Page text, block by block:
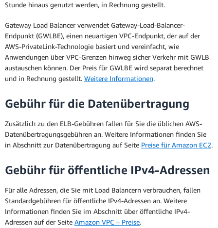
Stunde hinaus genutzt werden, in Rechnung gestellt.
Gateway Load Balancer verwendet Gateway-Load-Balancer-
Endpunkt (GWLBE), einen neuartigen VPC-Endpunkt, der auf der
AWS-PrivateLink-Technologie basiert und vereinfacht, wie
Anwendungen über VPC-Grenzen hinweg sicher Verkehr mit GWLB
austauschen können. Der Preis für GWLBE wird separat berechnet
und in Rechnung gestellt. Weitere Informationen.
Gebühr für die Datenübertragung
Zusätzlich zu den ELB-Gebühren fallen für Sie die üblichen AWS-
Datenübertragungsgebühren an. Weitere Informationen finden Sie
in Abschnitt zur Datenübertragung auf Seite Preise für Amazon EC2.
Gebühr für öffentliche IPv4-Adressen
Für alle Adressen, die Sie mit Load Balancern verbrauchen, fallen
Standardgebühren für öffentliche IPv4-Adressen an. Weitere
Informationen finden Sie im Abschnitt über öffentliche IPv4-
Adressen auf der Seite Amazon VPC – Preise.